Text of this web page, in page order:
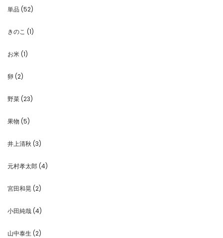
単品 (52)
きのこ (1)
お米 (1)
卵 (2)
野菜 (23)
果物 (5)
井上清秋 (3)
元村孝太郎 (4)
宮田和晃 (2)
小田純哉 (4)
山中泰生 (2)